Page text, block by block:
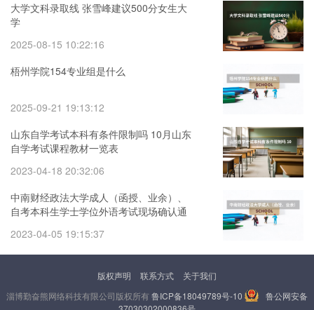
大学文科录取线 张雪峰建议500分女生大
学
2025-08-15 10:22:16
梧州学院154专业组是什么
2025-09-21 19:13:12
山东自学考试本科有条件限制吗 10月山东
自学考试课程教材一览表
2023-04-18 20:32:06
中南财经政法大学成人（函授、业余）、
自考本科生学士学位外语考试现场确认通
业汇总表
2023-04-05 19:15:37
版权声明 联系方式
关于我们
淄博勤奋熊网络科技有限公司版权所有鲁ICP备18049789号-10
鲁公网安备